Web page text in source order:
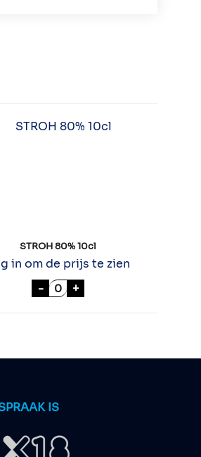
STROH 80% 10cl
in om de prijs te zien
- STROH 80% 10cl aantal
+
IS